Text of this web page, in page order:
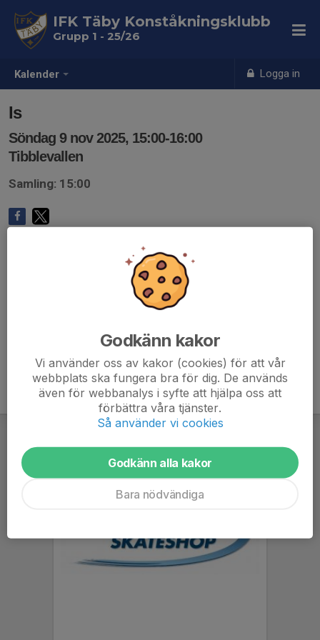
Kalender Logga in
IFK Täby Konståkningsklubb
Grupp 1 - 25/26
Is
Söndag 9 nov 2025, 15:00-16:00
Tibblevallen
Samling: 15:00
Godkänn kakor
Vi använder oss av kakor (cookies) för att vår
webbplats ska fungera bra för dig. De används
även för webbanalys i syfte att hjälpa oss att
förbättra våra tjänster.
Så använder vi cookies
Godkänn alla kakor
Bara nödvändiga